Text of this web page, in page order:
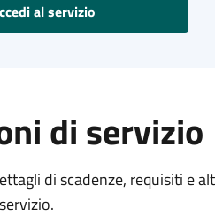
al servizio
di servizio
di scadenze, requisiti e